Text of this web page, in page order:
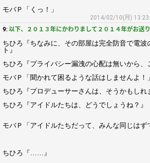
モバＰ「くっ！」
2014/02/10(月)
9: 以下、２０１３年にかわりまして２０１４年がお送
ちひろ『ちなみに、その部屋は完全防音で電波
ト』
ちひろ『プライバシー漏洩の心配は無いから、
モバＰ「聞かれて困るような話はしませんよ！」
ちひろ『プロデューサーさんは、そうかもしれ
ちひろ『アイドルたちは、どうでしょうね？』
モバＰ「アイドルたちだって、みんな同じはず
ちひろ『……』